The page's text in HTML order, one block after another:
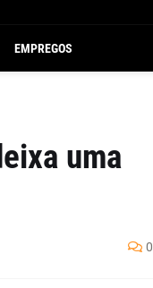
EMPREGOS
uma
0